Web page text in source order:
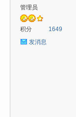
管理员
积分
1649
发消息